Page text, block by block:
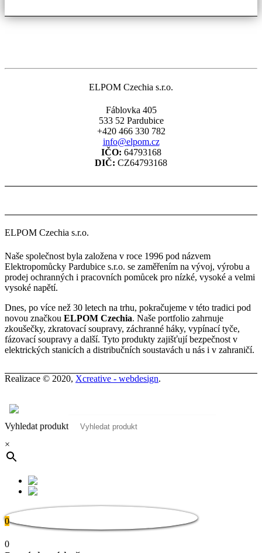
ELPOM Czechia s.r.o.
Fáblovka 405
533 52 Pardubice
+420 466 330 782
info@elpom.cz
IČO: 64793168
DIČ: CZ64793168
ELPOM Czechia s.r.o.
Naše společnost byla založena v roce 1996 pod názvem
Elektropomůcky Pardubice s.r.o. se zaměřením na vývoj, výrobu a
prodej ochranných i pracovních pomůcek pro nízké, vysoké a velmi
vysoké napětí.
Dnes, po více než 30 letech na trhu, pokračujeme v této tradici pod
novou značkou ELPOM Czechia. Naše portfolio zahrnuje
zkoušečky, zkratovací soupravy, záchranné háky, vypínací tyče,
fázovací soupravy a další. Tyto produkty zajišťují bezpečnost v
elektrických stanicích a distribučních soustavách u nás i v zahraničí.
Realizace © 2020, Xcreative - webdesign.
Vyhledat produkt
×
0
0